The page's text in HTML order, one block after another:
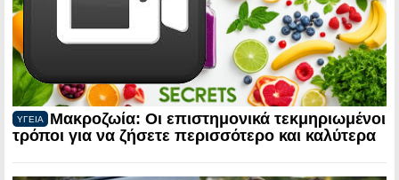
ΥΓΕΙΑ
Μακροζωία: Οι επιστημονικά τεκμηριωμένοι
τρόποι για να ζήσετε περισσότερο και καλύτερα